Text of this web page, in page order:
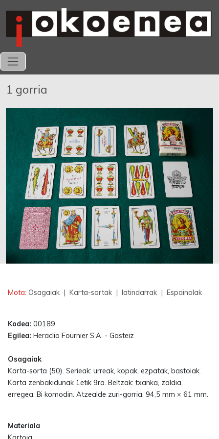
1 gorria
Mota: Osagaiak | Karta-sortak | latindarrak | Espainolak
Kodea: 00189
Egilea: Heraclio Fournier S.A. - Gasteiz
Osagaiak
Karta-sorta (50). Serieak: urreak, kopak, ezpatak, bastoiak.
Karta zenbakidunak 1etik 9ra. Beltzak: txanka, zaldia,
erregea. Bi komodin. Atzealde zuri-gorria. 94,5 mm × 61 mm.
Materiala